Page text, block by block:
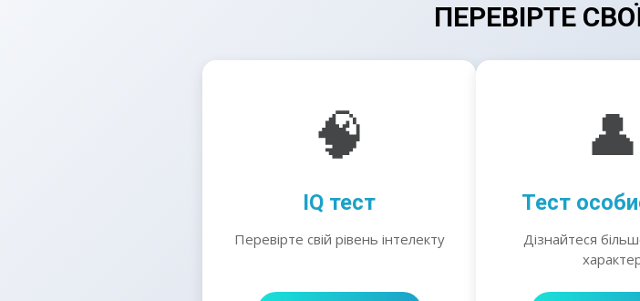
ПЕРЕВІРТЕ
🧠
IQ тест
Перевірте свій рівень інтелекту
👤
Тест
Дізнайтеся